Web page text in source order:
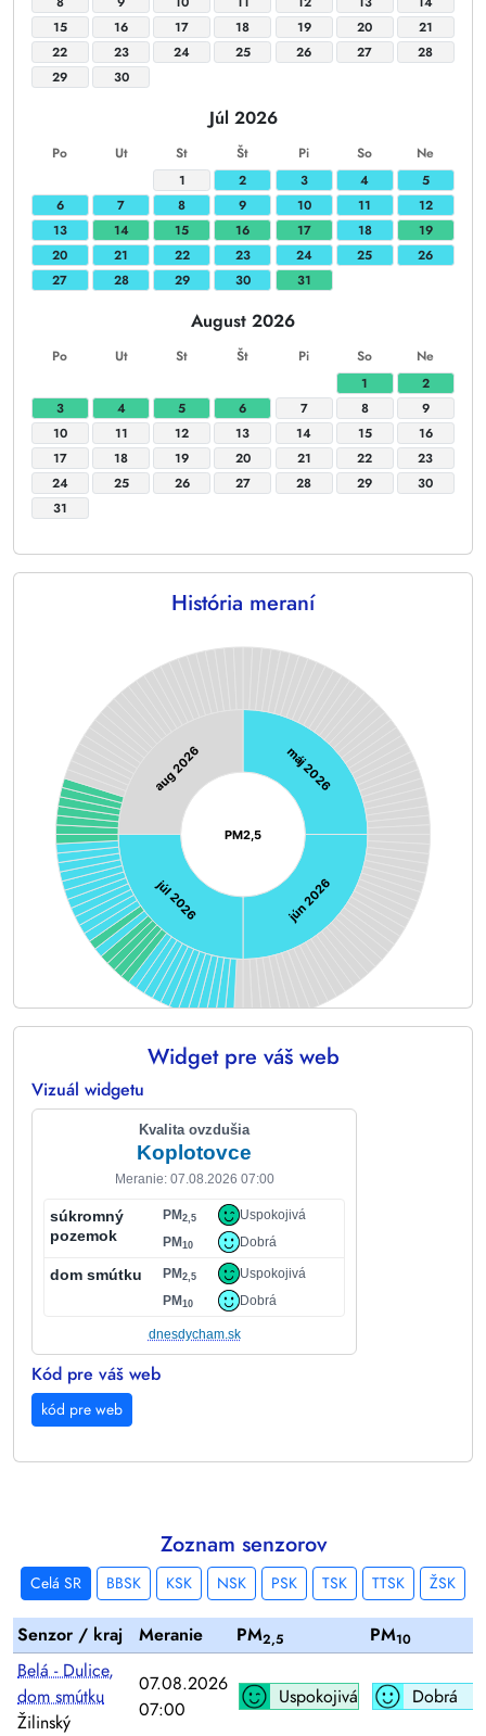
15
16 17 18 19 20
21
22
23 24 25 26 27
28
29
30
Júl 2026
Po Ut St Št Pi So Ne
1 2 3 4
5
6
7 8 9 10 11
12
13
14 15 16 17 18
19
20
21 22 23 24 25
26
27
28 29 30 31
August 2026
Po Ut St Št Pi So Ne
1
2
3
4 5 6 7 8
9
10
11 12 13 14 15
16
17
18 19 20 21 22
23
24
25 26 27 28 29
30
31
História meraní
Chart with 128 data points.
PM2,5
máj 2026
jún 2026
júl 2026
aug 2026
End of interactive chart.Widget pre váš web
Vizuál widgetu
Kvalita ovzdušia
Koplotovce
Meranie: 07.08.2026 07:00
súkromný
pozemok
PM2,5
Uspokojivá
PM10 Dobrá
dom smútku PM2,5
Uspokojivá
PM10 Dobrá
dnesdycham.sk
Kód pre váš web
kód pre web
Zoznam senzorov
Celá SR BBSK KSK NSK PSK TSK TTSK ŽSK
Senzor / kraj Meranie PM2,5 PM10
Belá - Dulice,
dom smútku
Žilinský
07.08.2026
07:00
Uspokojivá Dobrá